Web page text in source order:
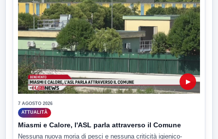
▶
7 AGOSTO 2026
ATTUALITÀ
Miasmi e Calore, l'ASL parla attraverso il Comune
Nessuna nuova moria di pesci e nessuna criticità igienico-